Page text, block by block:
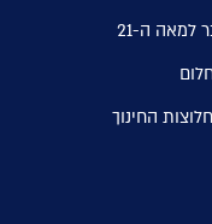
למאה ה-21
החינוך